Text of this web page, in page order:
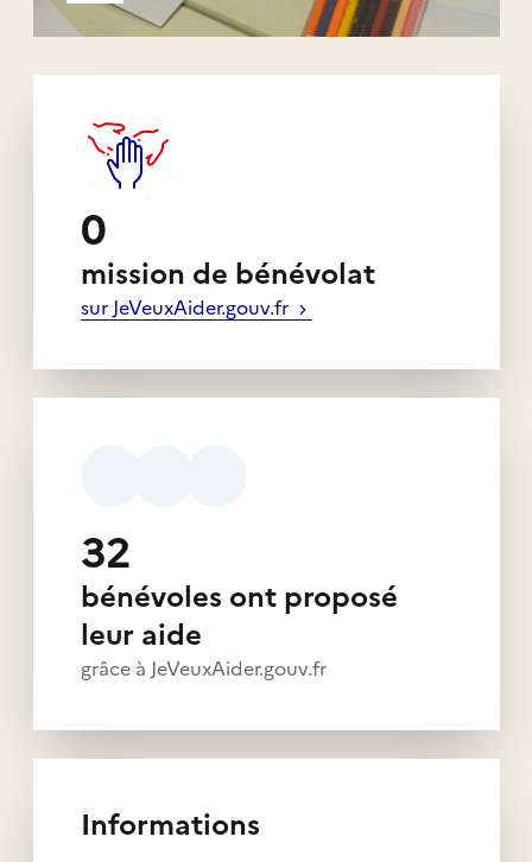
0
mission de bénévolat
sur JeVeuxAider.gouv.fr
32
bénévoles ont proposé
leur aide
grâce à JeVeuxAider.gouv.fr
Informations